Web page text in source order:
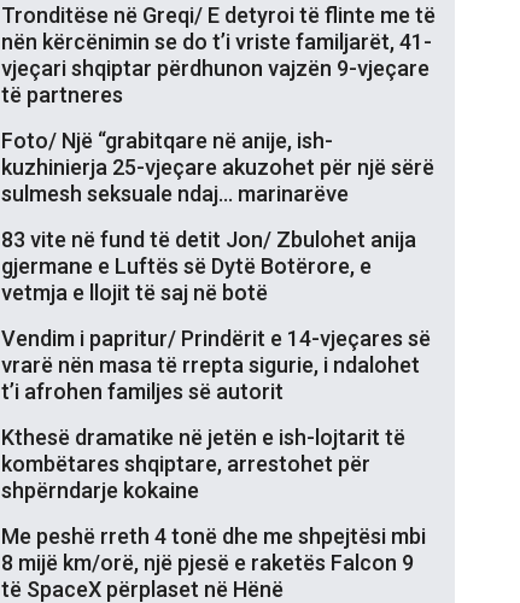
Tronditëse në Greqi/ E detyroi të flinte me të
nën kërcënimin se do t’i vriste familjarët, 41-
vjeçari shqiptar përdhunon vajzën 9-vjeçare
të partneres
Foto/ Një “grabitqare në anije, ish-
kuzhinierja 25-vjeçare akuzohet për një sërë
sulmesh seksuale ndaj… marinarëve
83 vite në fund të detit Jon/ Zbulohet anija
gjermane e Luftës së Dytë Botërore, e
vetmja e llojit të saj në botë
Vendim i papritur/ Prindërit e 14-vjeçares së
vrarë nën masa të rrepta sigurie, i ndalohet
t’i afrohen familjes së autorit
Kthesë dramatike në jetën e ish-lojtarit të
kombëtares shqiptare, arrestohet për
shpërndarje kokaine
Me peshë rreth 4 tonë dhe me shpejtësi mbi
8 mijë km/orë, një pjesë e raketës Falcon 9
të SpaceX përplaset në Hënë